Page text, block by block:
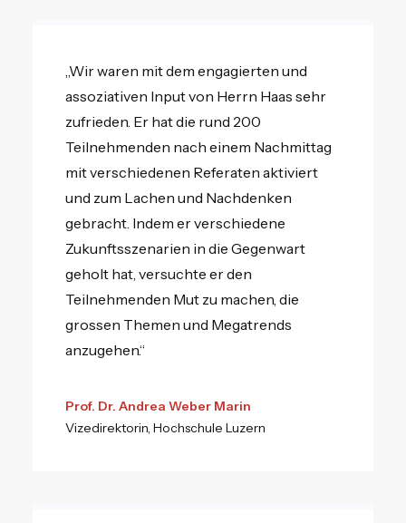
„Wir waren mit dem engagierten und
assoziativen Input von Herrn Haas sehr
zufrieden. Er hat die rund 200
Teilnehmenden nach einem Nachmittag
mit verschiedenen Referaten aktiviert
und zum Lachen und Nachdenken
gebracht. Indem er verschiedene
Zukunftsszenarien in die Gegenwart
geholt hat, versuchte er den
Teilnehmenden Mut zu machen, die
grossen Themen und Megatrends
anzugehen.“
Prof. Dr. Andrea Weber Marin
Vizedirektorin, Hochschule Luzern